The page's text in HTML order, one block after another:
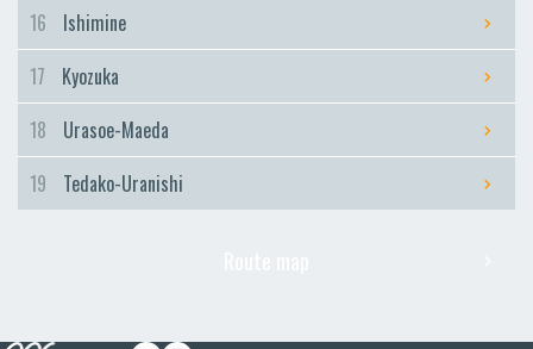
16
Ishimine
17
Kyozuka
18
Urasoe-Maeda
19
Tedako-Uranishi